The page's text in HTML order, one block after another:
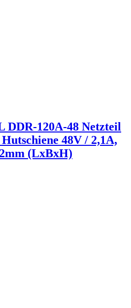
120A-48 Netzteil
48V / 2,1A,
(LxBxH)